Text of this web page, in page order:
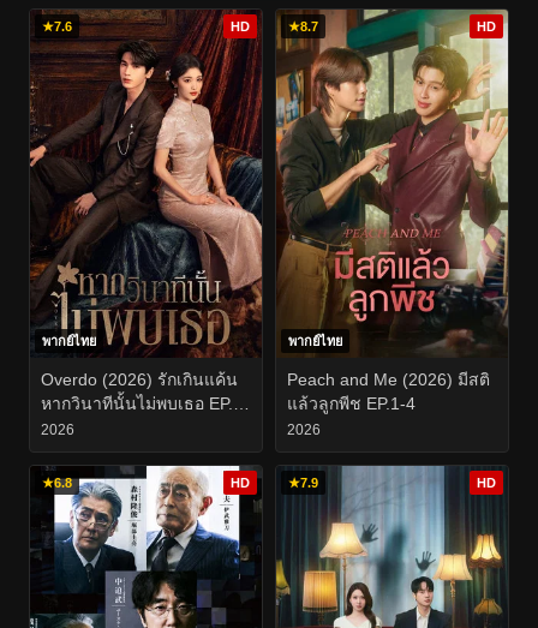
★7.6 HD
พากย์ไทย
Overdo (2026) รักเกินแค้น
หากวินาทีนั้นไม่พบเธอ EP.1-
33
2026
★8.7 HD
พากย์ไทย
Peach and Me (2026) มีสติ
แล้วลูกพีช EP.1-4
2026
★6.8 HD ★7.9 HD